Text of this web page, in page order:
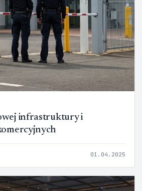
infrastruktury i
01.04.2025